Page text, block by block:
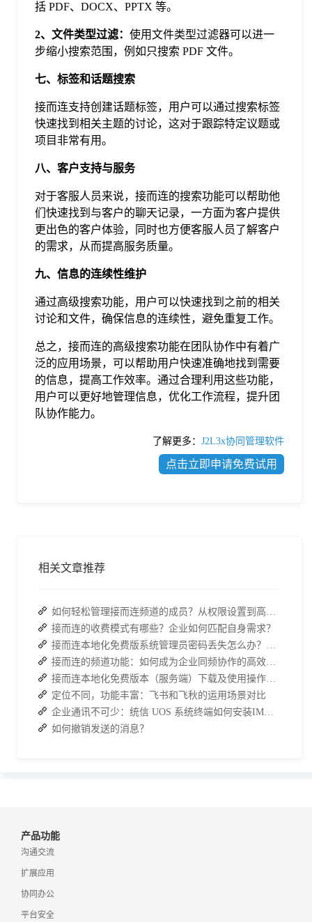
括 PDF、DOCX、PPTX 等。
2、文件类型过滤： 使用文件类型过滤器可以进一
步缩小搜索范围，例如只搜索 PDF 文件。
七、标签和话题搜索
接而连支持创建话题标签，用户可以通过搜索标签
快速找到相关主题的讨论，这对于跟踪特定议题或
项目非常有用。
八、客户支持与服务
对于客服人员来说，接而连的搜索功能可以帮助他
们快速找到与客户的聊天记录，一方面为客户提供
更出色的客户体验，同时也方便客服人员了解客户
的需求，从而提高服务质量。
九、信息的连续性维护
通过高级搜索功能，用户可以快速找到之前的相关
讨论和文件，确保信息的连续性，避免重复工作。
总之，接而连的高级搜索功能在团队协作中有着广
泛的应用场景，可以帮助用户快速准确地找到需要
的信息，提高工作效率。通过合理利用这些功能，
用户可以更好地管理信息，优化工作流程，提升团
队协作能力。
了解更多： J2L3x协同管理软件
点击立即申请免费试用
相关文章推荐
如何轻松管理接而连频道的成员？从权限设置到高效协作全指南
接而连的收费模式有哪些？企业如何匹配自身需求？
接而连本地化免费版系统管理员密码丢失怎么办？两种解决方案帮你快速恢复权限
接而连的频道功能：如何成为企业同频协作的高效枢纽？
接而连本地化免费版本（服务端）下载及使用操作手册
定位不同，功能丰富：飞书和飞秋的运用场景对比
企业通讯不可少：统信 UOS 系统终端如何安装IM软件进行内部沟通？
如何撤销发送的消息？
产品功能
沟通交流
扩展应用
协同办公
平台安全